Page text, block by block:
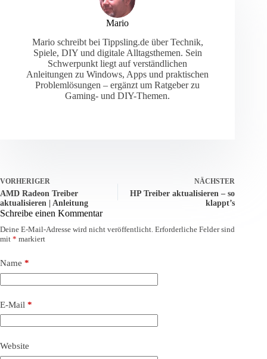
Mario
Mario schreibt bei Tippsling.de über Technik,
Spiele, DIY und digitale Alltagsthemen. Sein
Schwerpunkt liegt auf verständlichen
Anleitungen zu Windows, Apps und praktischen
Problemlösungen – ergänzt um Ratgeber zu
Gaming- und DIY-Themen.
VORHERIGER
AMD Radeon Treiber
aktualisieren | Anleitung
NÄCHSTER
HP Treiber aktualisieren – so
klappt’s
Schreibe einen Kommentar
Deine E-Mail-Adresse wird nicht veröffentlicht. Erforderliche Felder sind
mit * markiert
Name *
E-Mail *
Website